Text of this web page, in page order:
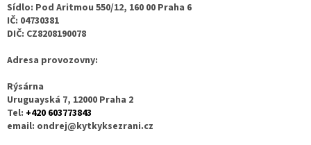
Sídlo: Pod Aritmou 550/12, 160 00 Praha 6
IČ: 04730381
DIČ: CZ8208190078
Adresa provozovny:
Rýsárna
Uruguayská 7, 12000 Praha 2
Tel: +420 603773843
email: ondrej@kytkyksezrani.cz